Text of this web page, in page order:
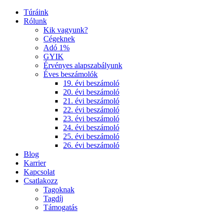
Túráink
Rólunk
Kik vagyunk?
Cégeknek
Adó 1%
GYIK
Érvényes alapszabályunk
Éves beszámolók
19. évi beszámoló
20. évi beszámoló
21. évi beszámoló
22. évi beszámoló
23. évi beszámoló
24. évi beszámoló
25. évi beszámoló
26. évi beszámoló
Blog
Karrier
Kapcsolat
Csatlakozz
Tagoknak
Tagdíj
Támogatás